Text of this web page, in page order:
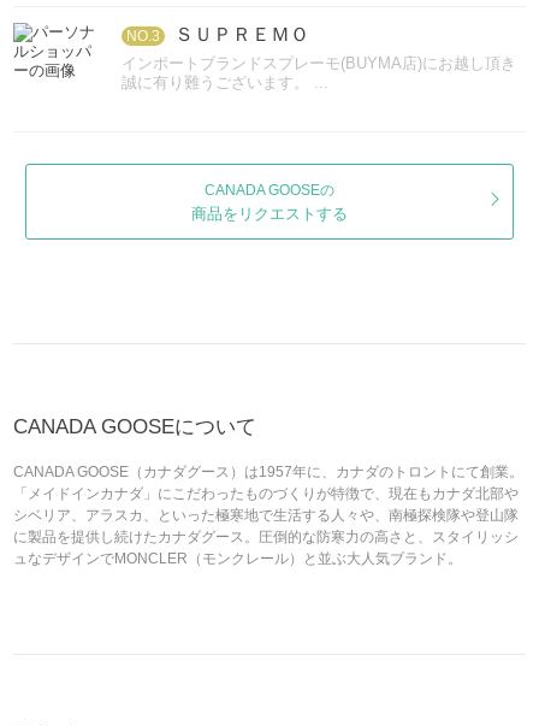
NO.3 ＳＵＰＲＥＭＯ
インポートブランドスプレーモ(BUYMA店)にお越し頂き
誠に有り難うございます。 ...
CANADA GOOSEの
商品をリクエストする
CANADA GOOSEについて
CANADA GOOSE（カナダグース）は1957年に、カナダのトロントにて創業。
「メイドインカナダ」にこだわったものづくりが特徴で、現在もカナダ北部や
シベリア、アラスカ、といった極寒地で生活する人々や、南極探検隊や登山隊
に製品を提供し続けたカナダグース。圧倒的な防寒力の高さと、スタイリッシ
ュなデザインでMONCLER（モンクレール）と並ぶ大人気ブランド。